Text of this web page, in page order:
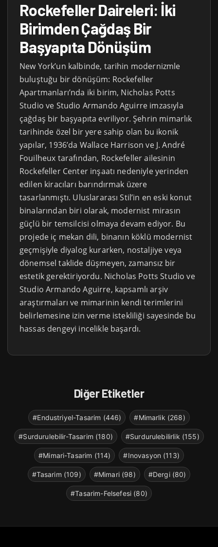
Rockefeller Daireleri: İki
Birimden Çağdaş Bir
Başyapıta Dönüşüm
New York’un kalbinde, tarihin modernizmle
buluştuğu bir dönüşüm: Rockefeller
Apartmanları’nda iki birim, Nicholas Potts
Studio ve Studio Armando Aguirre imzasıyla
çağdaş bir başyapıta evriliyor. Şehrin mimarlık
tarihinde özel bir yere sahip olan bu ikonik
yapılar, 1936’da Wallace Harrison ve J. André
Fouilheux tarafından, Rockefeller ailesinin
Rockefeller Center inşaatı nedeniyle yerinden
edilen kiracıları barındırmak üzere
tasarlanmıştı. Uluslararası Stil’in en eski konut
binalarından biri olarak, modernist mirasın
güçlü bir temsilcisi olmaya devam ediyor. Bu
projede iç mekan dili, binanın köklü modernist
geçmişiyle diyalog kurarken, nostaljiye veya
dönemsel taklide düşmeyen, zamansız bir
estetik gerektiriyordu. Nicholas Potts Studio ve
Studio Armando Aguirre, kapsamlı arşiv
araştırmaları ve mimarinin kendi terimlerini
belirlemesine izin verme istekliliği sayesinde bu
hassas dengeyi incelikle başardı.
Diğer Etiketler
#Endustriyel-Tasarim (446) #Mimarlik (268)
#Surdurulebilir-Tasarim (180) #Surdurulebilirlik (155)
#Mimari-Tasarim (114) #Inovasyon (113)
#Tasarim (109) #Mimari (98) #Dergi (80)
#Tasarim-Felsefesi (80)